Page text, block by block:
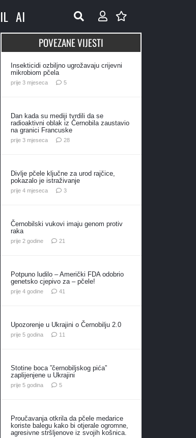
AI
POVEZANE VIJESTI
Insekticidi ozbiljno ugrožavaju crijevni
mikrobiom pčela
prije 3 mjeseca 5komentara
Dan kada su mediji tvrdili da se
radioaktivni oblak iz Černobila zaustavio
na granici Francuske
prije 3 mjeseca 28komentara
Divlje pčele ključne za urod rajčice,
pokazalo je istraživanje
prije 4 mjeseca 3komentara
Černobilski vukovi imaju genom protiv
raka
prije 2 godine 21
Potpuno ludilo – Američki FDA odobrio
genetsko cjepivo za – pčele!
prije 4 godine 41
Upozorenje u Ukrajini o Černobilju 2.0
prije 5 godina 11
Stotine boca ”černobiljskog pića”
zaplijenjene u Ukrajini
prije 5 godina 5komentara
Proučavanja otkrila da pčele medarice
koriste balegu kako bi otjerale ogromne,
agresivne stršljenove iz svojih košnica.